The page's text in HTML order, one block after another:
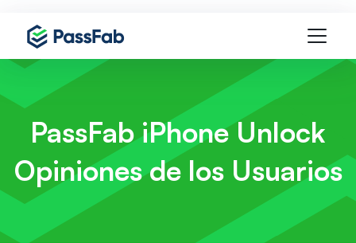
PassFab iPhone Unlock
Opiniones de los Usuarios